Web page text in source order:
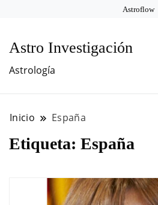
Astroflow
Astro Investigación
Astrología
Inicio España
Etiqueta: España